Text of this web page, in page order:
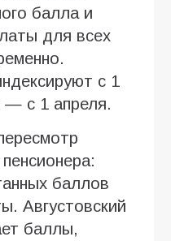
балла и
для всех
с 1
— с 1 апреля.
баллов
Августовский
баллы,